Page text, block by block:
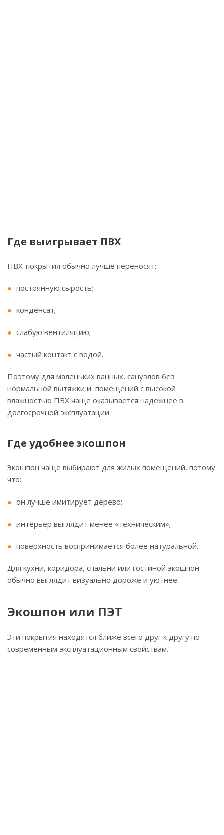
Где выигрывает ПВХ
ПВХ-покрытия обычно лучше переносят:
постоянную сырость;
конденсат;
слабую вентиляцию;
частый контакт с водой.
Поэтому для маленьких ванных, санузлов без
нормальной вытяжки и помещений с высокой
влажностью ПВХ чаще оказывается надежнее в
долгосрочной эксплуатации.
Где удобнее экошпон
Экошпон чаще выбирают для жилых помещений, потому
что:
он лучше имитирует дерево;
интерьер выглядит менее «техническим»;
поверхность воспринимается более натуральной.
Для кухни, коридора, спальни или гостиной экошпон
обычно выглядит визуально дороже и уютнее.
Экошпон или ПЭТ
Эти покрытия находятся ближе всего друг к другу по
современным эксплуатационным свойствам.